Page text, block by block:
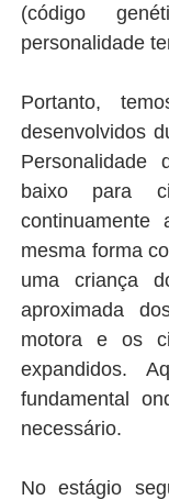
(código
personalidade
Portanto,
desenvolvidos
baixo para
mesma forma
uma criança
aproximada
motora e os
expandidos.
fundamental
necessário.
No estágio